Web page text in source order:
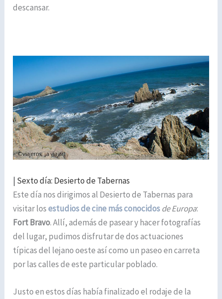
descansar.
| Sexto día: Desierto de Tabernas
Este día nos dirigimos al Desierto de Tabernas para
visitar losestudios de cine más conocidosde Europa:
Fort Bravo. Allí, además de pasear y hacer fotografías
del lugar, pudimos disfrutar de dos actuaciones
típicas del lejano oeste así como un paseo en carreta
por las calles de este particular poblado.
Justo en estos días había finalizado el rodaje de la